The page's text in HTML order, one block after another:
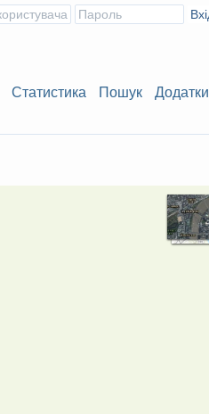
Статистика Пошук Додатки